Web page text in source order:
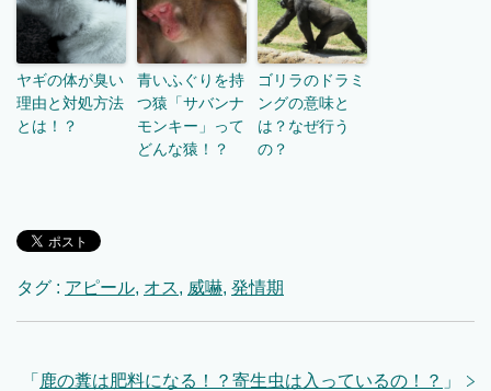
ヤギの体が臭い
理由と対処方法
とは！？
青いふぐりを持
つ猿「サバンナ
モンキー」って
どんな猿！？
ゴリラのドラミ
ングの意味と
は？なぜ行う
の？
タグ : アピール, オス, 威嚇, 発情期
「 鹿の糞は肥料になる！？寄生虫は入っているの！？ 」